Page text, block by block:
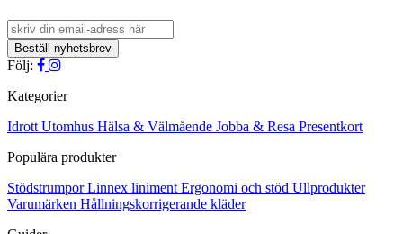
alternativen
kan
Följ:
Kategorier
Idrott Utomhus Hälsa & Välmående Jobba & Resa Presentkort
Populära produkter
StödstrumporLinnex liniment Ergonomi och stöd Ullprodukter
Varumärken Hållningskorrigerande kläder